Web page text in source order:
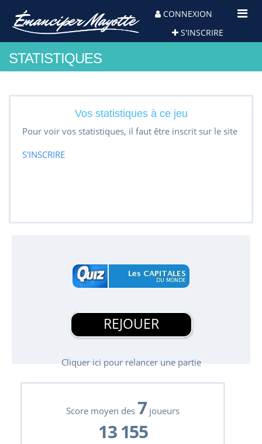
CONNEXION
S'INSCRIRE
STATISTIQUES
Vos statistiques à ce jeu
Pour voir vos statistiques, il faut être inscrit sur le site
S'INSCRIRE
REJOUER
Cliquer ici pour relancer une partie
Score moyen des 7 joueurs
13 155